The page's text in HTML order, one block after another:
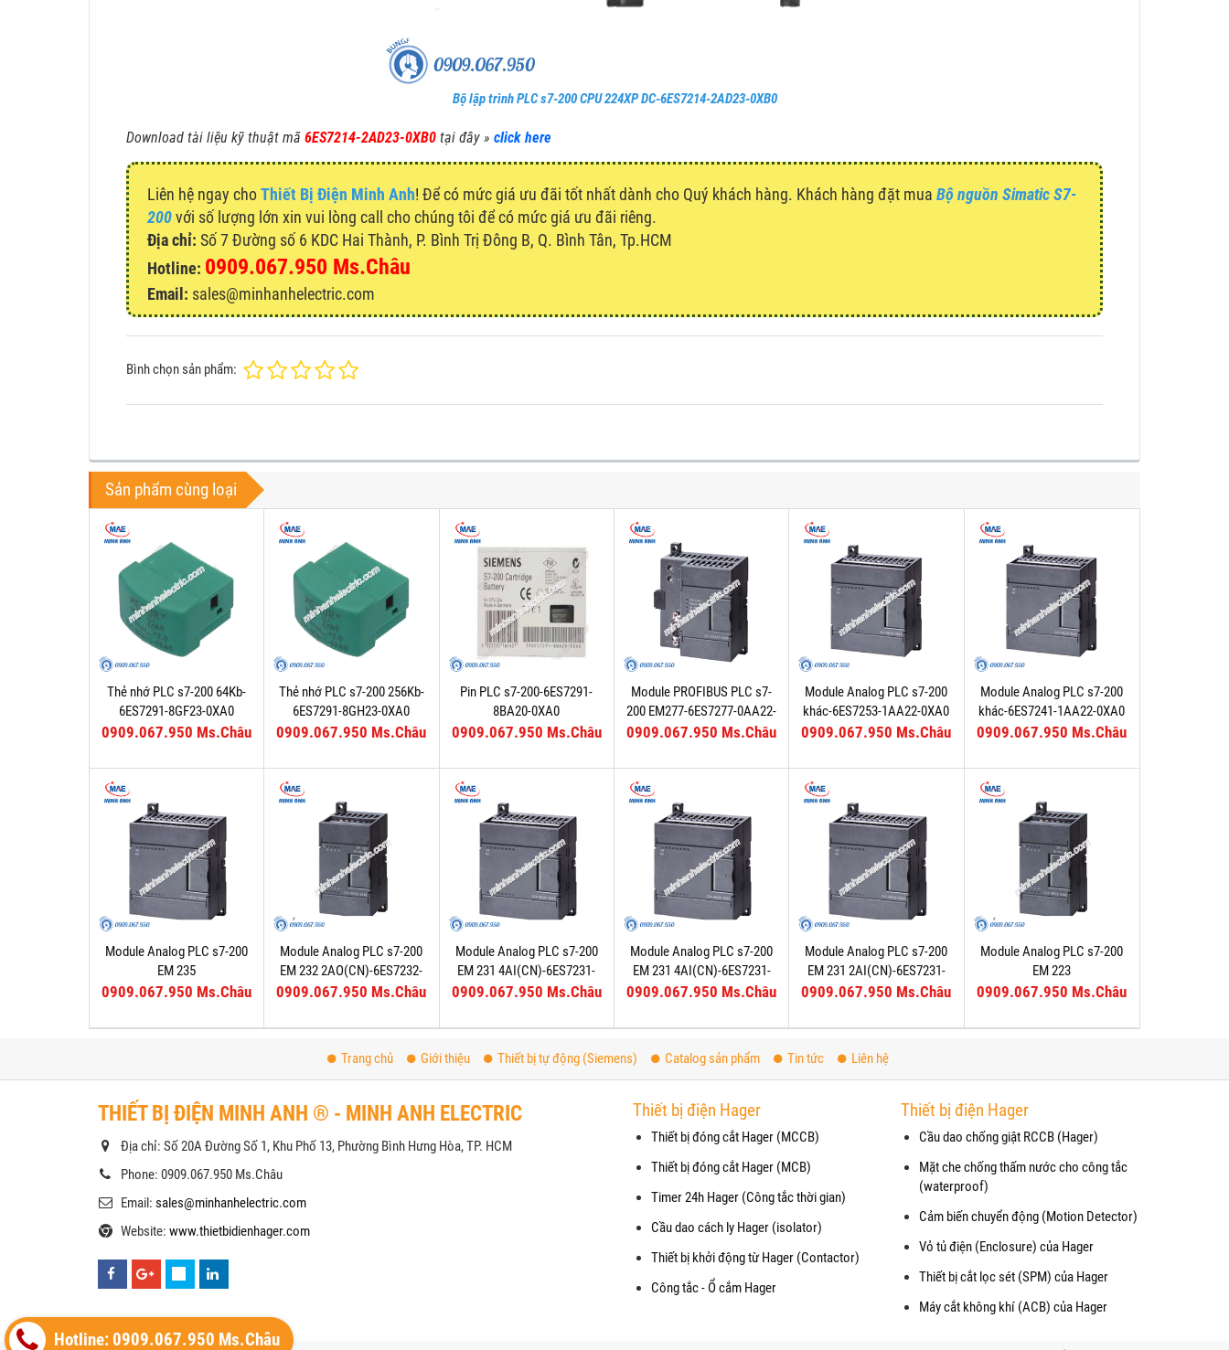
Bộ lập trình PLC s7-200 CPU 224XP DC-6ES7214-2AD23-0XB0
Download tài liệu kỹ thuật mã 6ES7214-2AD23-0XB0 tại đây » click here
Liên hệ ngay choThiết Bị Điện Minh Anh! Để có mức giá ưu đãi tốt nhất dành cho Quý khách hàng. Khách hàng đặt mua Bộ nguồn Simatic S7-
200với số lượng lớn xin vui lòng call cho chúng tôi để có mức giá ưu đãi riêng.
Địa chỉ: Số 7 Đường số 6 KDC Hai Thành, P. Bình Trị Đông B, Q. Bình Tân, Tp.HCM
Hotline: 0909.067.950 Ms.Châu
Email: sales@minhanhelectric.com
Bình chọn sản phẩm:
Sản phẩm cùng loại
Thẻ nhớ PLC s7-200 64Kb-
6ES7291-8GF23-0XA0
0909.067.950 Ms.Châu
Thẻ nhớ PLC s7-200 256Kb-
6ES7291-8GH23-0XA0
0909.067.950 Ms.Châu
Pin PLC s7-200-6ES7291-
8BA20-0XA0
0909.067.950 Ms.Châu
Module PROFIBUS PLC s7-
200 EM277-6ES7277-0AA22-
0XA0
0909.067.950 Ms.Châu
Module Analog PLC s7-200
khác-6ES7253-1AA22-0XA0
0909.067.950 Ms.Châu
Module Analog PLC s7-200
khác-6ES7241-1AA22-0XA0
0909.067.950 Ms.Châu
Module Analog PLC s7-200
EM 235
4AI/1AO(CN)-6ES7235-
0909.067.950 Ms.Châu
Module Analog PLC s7-200
EM 232 2AO(CN)-6ES7232-
0HB22-0XA8
0909.067.950 Ms.Châu
Module Analog PLC s7-200
EM 231 4AI(CN)-6ES7231-
7PD22-0XA8
0909.067.950 Ms.Châu
Module Analog PLC s7-200
EM 231 4AI(CN)-6ES7231-
0HC22-0XA8
0909.067.950 Ms.Châu
Module Analog PLC s7-200
EM 231 2AI(CN)-6ES7231-
7PB22-0XA8
0909.067.950 Ms.Châu
Module Analog PLC s7-200
EM 223
8DI/8DO(CN)-6ES7223-
0909.067.950 Ms.Châu
Trang chủ Giới thiệu Thiết bị tự động (Siemens) Catalog sản phẩm Tin tức Liên hệ
THIẾT BỊ ĐIỆN MINH ANH ® - MINH ANH ELECTRIC
Địa chỉ: Số 20A Đường Số 1, Khu Phố 13, Phường Bình Hưng Hòa, TP. HCM
Phone: 0909.067.950 Ms.Châu
Email: sales@minhanhelectric.com
Website: www.thietbidienhager.com
Thiết bị điện Hager
Thiết bị đóng cắt Hager (MCCB)
Thiết bị đóng cắt Hager (MCB)
Timer 24h Hager (Công tắc thời gian)
Cầu dao cách ly Hager (isolator)
Thiết bị khởi động từ Hager (Contactor)
Công tắc - Ổ cắm Hager
Thiết bị điện Hager
Cầu dao chống giật RCCB (Hager)
Mặt che chống thấm nước cho công tắc
(waterproof)
Cảm biến chuyển động (Motion Detector)
Vỏ tủ điện (Enclosure) của Hager
Thiết bị cắt lọc sét (SPM) của Hager
Máy cắt không khí (ACB) của Hager
Hotline: 0909.067.950 Ms.Châu